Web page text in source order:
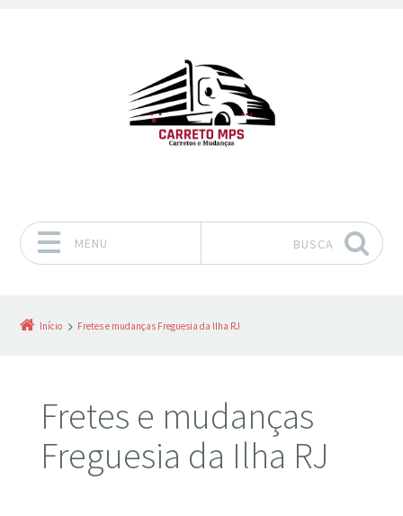
MENU BUSCA
Início Fretes e mudanças Freguesia da Ilha RJ
Fretes e mudanças
Freguesia da Ilha RJ